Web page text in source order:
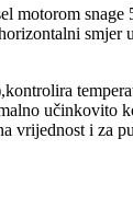
motorom
smjer
učinkovito
vrijednost i za